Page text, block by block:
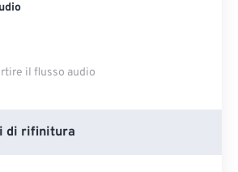
il flusso audio
di rifinitura